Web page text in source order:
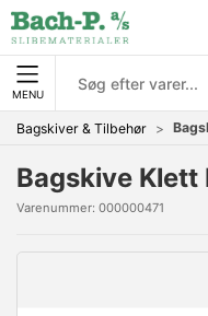
MENU
Bagskiver & Tilbehør
Bagskive Klett
Varenummer: 000000471